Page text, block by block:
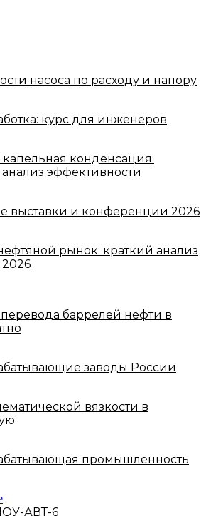
насоса по расходу и напору
курс для инженеров
конденсация:
эффективности
выставки и конференции 2026
рынок: краткий анализ
перевода баррелей нефти в
заводы России
вязкости в
промышленность
АВТ-6